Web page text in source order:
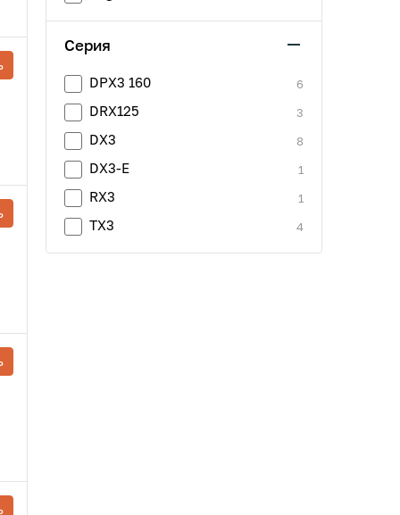
Серия
DPX3 160 6
DRX125 3
DX3 8
DX3-E 1
RX3 1
TX3 4